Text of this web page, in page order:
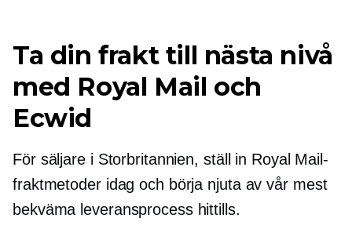
Ta din frakt till nästa nivå
med Royal Mail och
Ecwid
För säljare i Storbritannien, ställ in Royal Mail-
fraktmetoder idag och börja njuta av vår mest
bekväma leveransprocess hittills.